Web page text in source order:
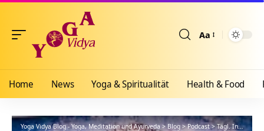
Aa
Home News Yoga & Spiritualität Health & Food
Yoga Vidya Blog - Yoga, Meditation und Ayurveda>Blog>Podcast>Tägl. Inspiration